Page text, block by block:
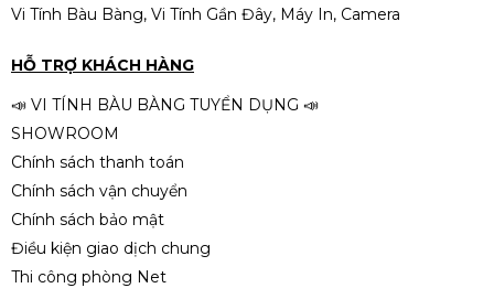
Vi Tính Bàu Bàng, Vi Tính Gần Đây, Máy In, Camera
HỖ TRỢ KHÁCH HÀNG
📣 VI TÍNH BÀU BÀNG TUYỂN DỤNG 📣
SHOWROOM
Chính sách thanh toán
Chính sách vận chuyển
Chính sách bảo mật
Điều kiện giao dịch chung
Thi công phòng Net